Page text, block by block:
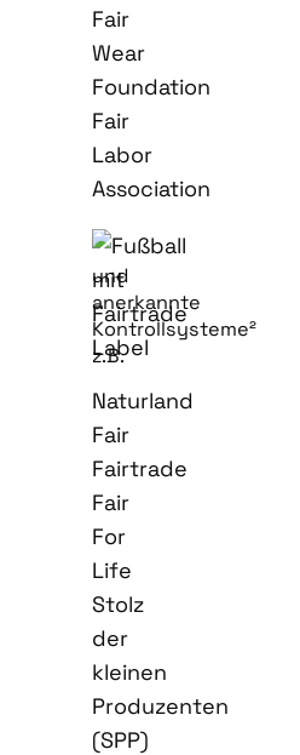
Fair
Wear
Foundation
Fair
Labor
Association
und
anerkannte
Kontrollsysteme²
z.B.
Naturland
Fair
Fairtrade
Fair
For
Life
Stolz
der
kleinen
Produzenten
(SPP)